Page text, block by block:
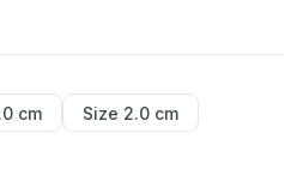
cm
Size 2.0 cm